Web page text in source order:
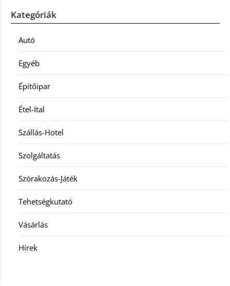
Kategóriák
Autó
Egyéb
Építőipar
Étel-Ital
Szállás-Hotel
Szolgáltatás
Szórakozás-Játék
Tehetségkutató
Vásárlás
Hírek